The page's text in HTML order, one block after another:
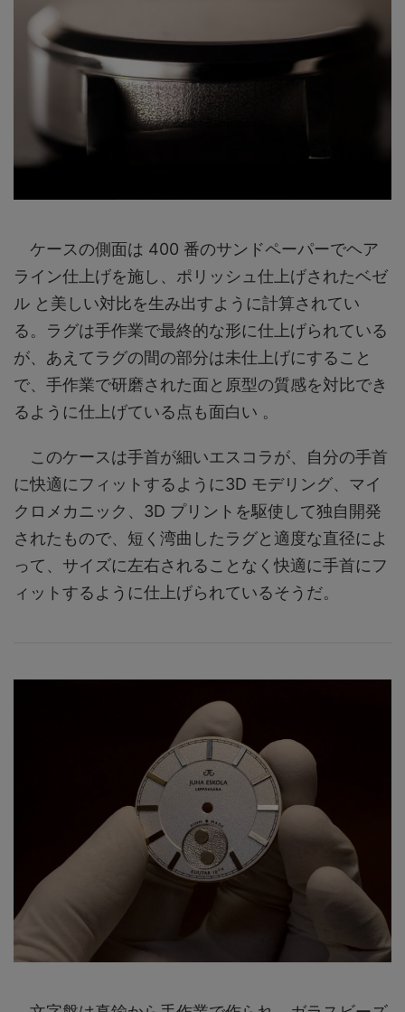
ケースの側面は 400 番のサンドペーパーでヘア
ライン仕上げを施し、ポリッシュ仕上げされたベゼ
ル と美しい対比を生み出すように計算されてい
る。ラグは手作業で最終的な形に仕上げられている
が、あえてラグの間の部分は未仕上げにすること
で、手作業で研磨された面と原型の質感を対比でき
るように仕上げている点も面白い 。
このケースは手首が細いエスコラが、自分の手首
に快適にフィットするように3D モデリング、マイ
クロメカニック、3D プリントを駆使して独自開発
されたもので、短く湾曲したラグと適度な直径によ
って、サイズに左右されることなく快適に手首にフ
ィットするように仕上げられているそうだ。